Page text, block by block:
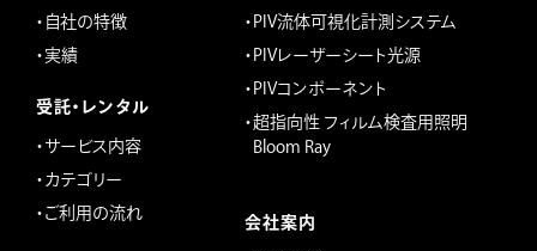
・自社の特徴
・実績
受託・レンタル
・サービス内容
・カテゴリー
・ご利用の流れ
・PIV流体可視化計測システム
・PIVレーザーシート光源
・PIVコンポーネント
・超指向性 フィルム検査用照明
Bloom Ray
会社案内